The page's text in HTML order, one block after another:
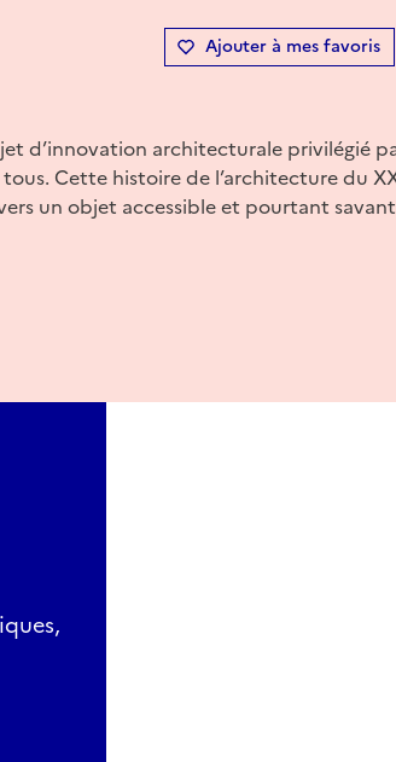
Ajouter à mes favoris
d’innovation architecturale privilégié
Cette histoire de l’architecture du
un objet accessible et pourtant